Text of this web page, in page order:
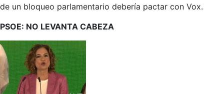
de un bloqueo parlamentario debería pactar con Vox.
PSOE: NO LEVANTA CABEZA